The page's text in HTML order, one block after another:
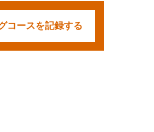
コースを記録する